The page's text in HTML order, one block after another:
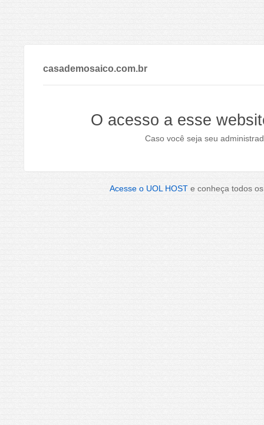
casademosaico.com.br
O acesso a esse
Caso você seja seu
Acesse o UOL HOST e conheça todos